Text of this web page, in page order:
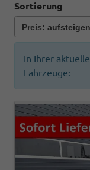
Sortierung
In Ihrer
Fahrzeuge: